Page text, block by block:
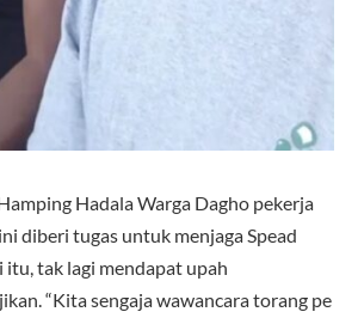
Hadala Warga Dagho pekerja
diberi tugas untuk menjaga Spead
tak lagi mendapat upah
“Kita sengaja wawancara torang pe